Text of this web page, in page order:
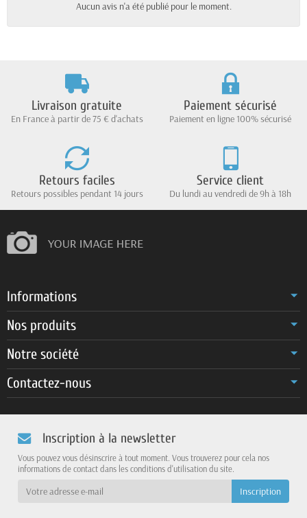
Aucun avis n'a été publié pour le moment.
Livraison gratuite
En France à partir de 75 € d'achats
Paiement sécurisé
Paiement en ligne 100% sécurisé
Retours faciles
Retours possibles pendant 14 jours
Service client
Du lundi au vendredi de 9h à 18h
Informations
Nos produits
Notre société
Contactez-nous
Inscription à la newsletter
Vous pouvez vous désinscrire à tout moment. Vous trouverez pour cela nos
informations de contact dans les conditions d'utilisation du site.